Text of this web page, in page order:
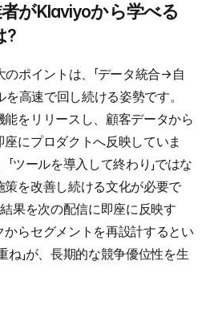
がKlaviyoから学べる
?
ポイントは、「データ統合→自
を高速で回し続ける姿勢です。
をリリースし、顧客データから
にプロダクトへ反映していま
ツールを導入して終わり」ではな
策を改善し続ける文化が必要で
果を次の配信に即座に反映す
からセグメントを再設計するとい
ね」が、長期的な競争優位性を生